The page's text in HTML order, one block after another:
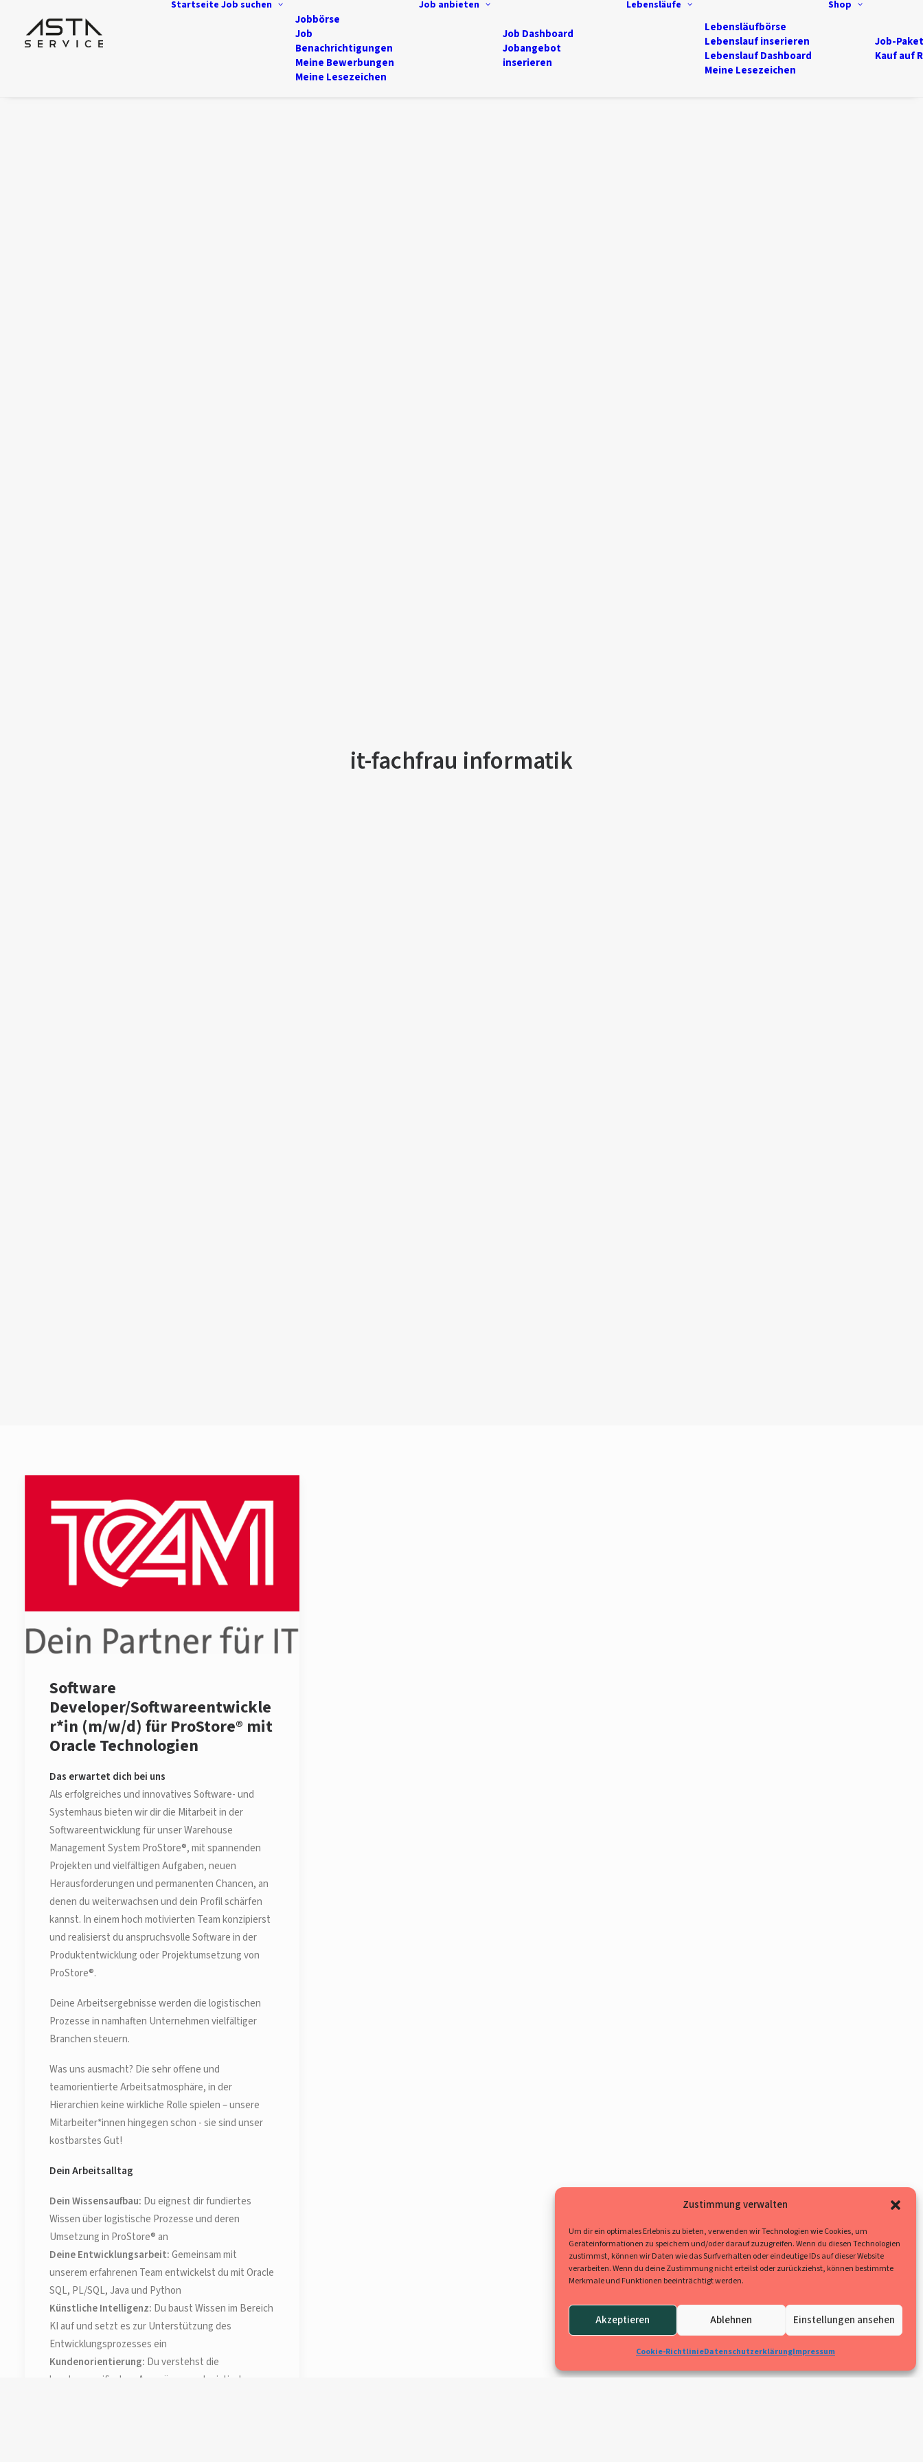
Zustimmung verwalten
Um dir ein optimales Erlebnis zu bieten, verwenden wir Technologien wie Cookies, um
Geräteinformationen zu speichern und/oder darauf zuzugreifen. Wenn du diesen Technologien
zustimmst, können wir Daten wie das Surfverhalten oder eindeutige IDs auf dieser Website
verarbeiten. Wenn du deine Zustimmung nicht erteilst oder zurückziehst, können bestimmte
Merkmale und Funktionen beeinträchtigt werden.
Akzeptieren Ablehnen Einstellungen ansehen
Cookie-RichtlinieDatenschutzerklärungImpressum
Startseite Job suchen
Jobbörse
Job
Benachrichtigungen
Meine Bewerbungen
Meine Lesezeichen
Job anbieten
Job Dashboard
Jobangebot
inserieren
Lebensläufe
Lebensläufbörse
Lebenslauf inserieren
Lebenslauf Dashboard
Meine Lesezeichen
Shop
Job-
Kauf auf
it-fachfrau informatik
Software
Developer/Softwareentwickle
r*in (m/w/d) für ProStore® mit
Oracle Technologien
Das erwartet dich bei uns
Als erfolgreiches und innovatives Software- und
Systemhaus bieten wir dir die Mitarbeit in der
Softwareentwicklung für unser Warehouse
Management System ProStore®, mit spannenden
Projekten und vielfältigen Aufgaben, neuen
Herausforderungen und permanenten Chancen, an
denen du weiterwachsen und dein Profil schärfen
kannst. In einem hoch motivierten Team konzipierst
und realisierst du anspruchsvolle Software in der
Produktentwicklung oder Projektumsetzung von
ProStore®.
Deine Arbeitsergebnisse werden die logistischen
Prozesse in namhaften Unternehmen vielfältiger
Branchen steuern.
Was uns ausmacht? Die sehr offene und
teamorientierte Arbeitsatmosphäre, in der
Hierarchien keine wirkliche Rolle spielen – unsere
Mitarbeiter*innen hingegen schon - sie sind unser
kostbarstes Gut!
Dein Arbeitsalltag
Dein Wissensaufbau: Du eignest dir fundiertes
Wissen über logistische Prozesse und deren
Umsetzung in ProStore® an
Deine Entwicklungsarbeit:Gemeinsam mit
unserem erfahrenen Team entwickelst du mit Oracle
SQL, PL/SQL, Java und Python
Künstliche Intelligenz: Du baust Wissen im Bereich
KI auf und setzt es zur Unterstützung des
Entwicklungsprozesses ein
Kundenorientierung: Du verstehst die
kundenspezifischen Ausprägungen logistischer